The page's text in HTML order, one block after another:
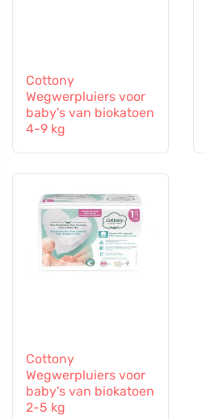
Cottony
Wegwerpluiers voor
baby's van biokatoen
4-9 kg
Cottony
Wegwerpluiers voor
baby's van biokatoen
2-5 kg